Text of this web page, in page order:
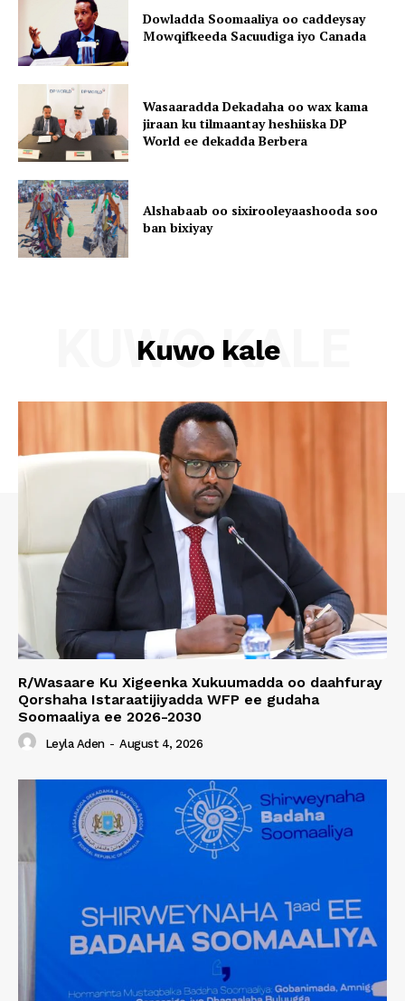
Dowladda Soomaaliya oo caddeysay
Mowqifkeeda Sacuudiga iyo Canada
Wasaaradda Dekadaha oo wax kama
jiraan ku tilmaantay heshiiska DP
World ee dekadda Berbera
Alshabaab oo sixirooleyaashooda soo
ban bixiyay
Kuwo kale
KUWO KALE
R/Wasaare Ku Xigeenka Xukuumadda oo daahfuray
Qorshaha Istaraatijiyadda WFP ee gudaha
Soomaaliya ee 2026-2030
Leyla Aden - August 4, 2026